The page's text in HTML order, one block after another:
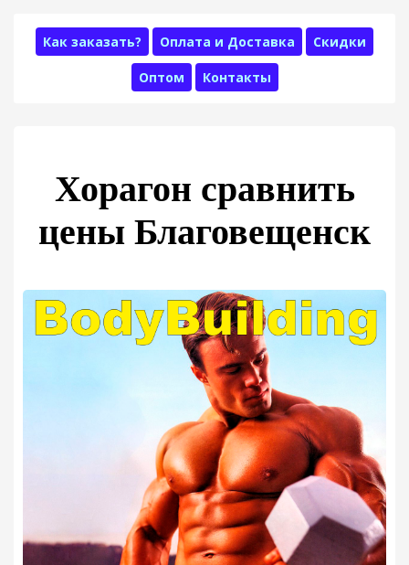
Как заказать? Оплата и Доставка Скидки
Оптом Контакты
Хорагон сравнить
цены Благовещенск